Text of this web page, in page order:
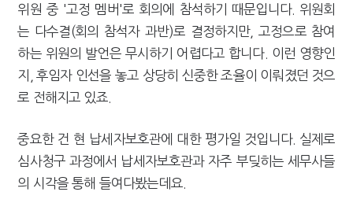
위원 중 '고정 멤버'로 회의에 참석하기 때문입니다. 위원회
는 다수결(회의 참석자 과반)로 결정하지만, 고정으로 참여
하는 위원의 발언은 무시하기 어렵다고 합니다. 이런 영향인
지, 후임자 인선을 놓고 상당히 신중한 조율이 이뤄졌던 것으
로 전해지고 있죠.
중요한 건 현 납세자보호관에 대한 평가일 것입니다. 실제로
심사청구 과정에서 납세자보호관과 자주 부딪히는 세무사들
의 시각을 통해 들여다봤는데요.